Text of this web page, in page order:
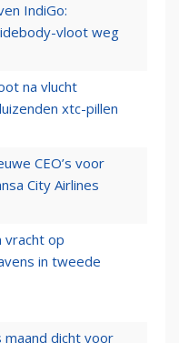
IndiGo:
vloot weg
na vlucht
xtc-pillen
CEO’s voor
City Airlines
vracht op
in tweede
maand dicht voor